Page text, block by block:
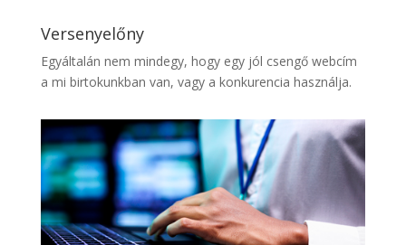
Versenyelőny
Egyáltalán nem mindegy, hogy egy jól csengő webcím
a mi birtokunkban van, vagy a konkurencia használja.